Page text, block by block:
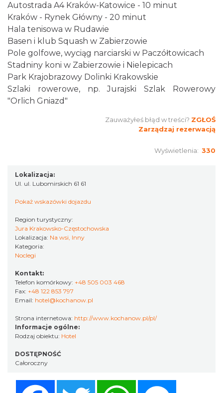
Autostrada A4 Kraków-Katowice - 10 minut
Kraków - Rynek Główny - 20 minut
Hala tenisowa w Rudawie
Basen i klub Squash w Zabierzowie
Pole golfowe, wyciąg narciarski w Paczółtowicach
Stadniny koni w Zabierzowie i Nielepicach
Park Krajobrazowy Dolinki Krakowskie
Szlaki rowerowe, np. Jurajski Szlak Rowerowy
"Orlich Gniazd"
Zauważyłeś błąd w treści? ZGŁOŚ
Zarządzaj rezerwacją
Wyświetlenia: 330
Lokalizacja:
Ul. ul. Lubomirskich 61 61
Pokaż wskazówki dojazdu
Region turystyczny:
Jura Krakowsko-Częstochowska
Lokalizacja: Na wsi, Inny
Kategoria:
Noclegi
Kontakt:
Telefon komórkowy: +48 505 003 468
Fax: +48 122 853 797
Email: hotel@kochanow.pl
Strona internetowa: http://www.kochanow.pl/pl/
Informacje ogólne:
Rodzaj obiektu: Hotel
DOSTĘPNOŚĆ
Całoroczny
Twitter WhatsApp